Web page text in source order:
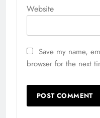
Website
Save my name,
browser for the next